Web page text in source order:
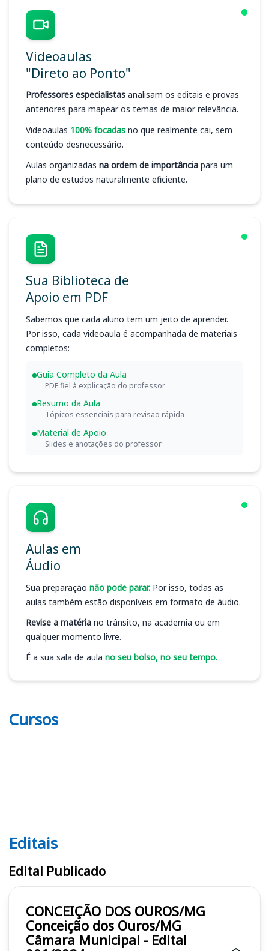
Videoaulas
"Direto ao Ponto"
Professores especialistas analisam os editais e provas
anteriores para mapear os temas de maior relevância.
Videoaulas 100% focadas no que realmente cai, sem
conteúdo desnecessário.
Aulas organizadas na ordem de importância para um
plano de estudos naturalmente eficiente.
Sua Biblioteca de
Apoio em PDF
Sabemos que cada aluno tem um jeito de aprender.
Por isso, cada videoaula é acompanhada de materiais
completos:
Guia Completo da Aula
PDF fiel à explicação do professor
Resumo da Aula
Tópicos essenciais para revisão rápida
Material de Apoio
Slides e anotações do professor
Aulas em
Áudio
Sua preparação não pode parar. Por isso, todas as
aulas também estão disponíveis em formato de áudio.
Revise a matéria no trânsito, na academia ou em
qualquer momento livre.
É a sua sala de aula no seu bolso, no seu tempo.
Cursos
Editais
Editais
Edital Publicado
CONCEIÇÃO DOS OUROS/MG
Conceição dos Ouros/MG
Câmara Municipal - Edital